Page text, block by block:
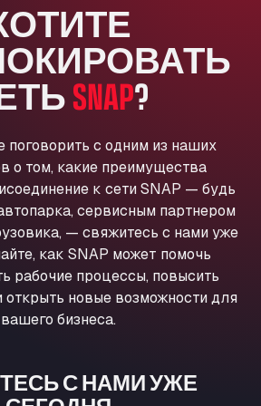
PE12 8LT
85884
Bockenem
Merklingen
24, 89188
Preis
1, 66871
127, 63811
SNAP?
поговорить с одним из наших
о том, какие преимущества
к сети SNAP — будь
сервисным партнером
— свяжитесь с нами уже
как SNAP может помочь
рабочие процессы, повысить
новые возможности для
вашего бизнеса.
С НАМИ УЖЕ